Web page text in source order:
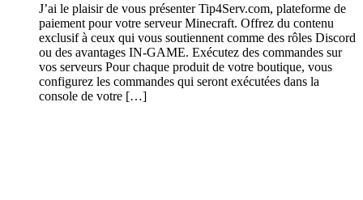
J’ai le plaisir de vous présenter Tip4Serv.com, plateforme de
paiement pour votre serveur Minecraft. Offrez du contenu
exclusif à ceux qui vous soutiennent comme des rôles Discord
ou des avantages IN-GAME. Exécutez des commandes sur
vos serveurs Pour chaque produit de votre boutique, vous
configurez les commandes qui seront exécutées dans la
console de votre […]